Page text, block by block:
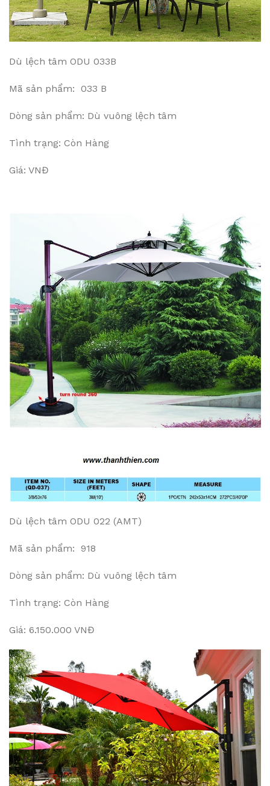
Dù lệch tâm ODU 033B
Mã sản phẩm: 033 B
Dòng sản phẩm: Dù vuông lệch tâm
Tình trạng: Còn Hàng
Giá: VNĐ
Dù lệch tâm ODU 022 (AMT)
Mã sản phẩm: 918
Dòng sản phẩm: Dù vuông lệch tâm
Tình trạng: Còn Hàng
Giá: 6.150.000 VNĐ